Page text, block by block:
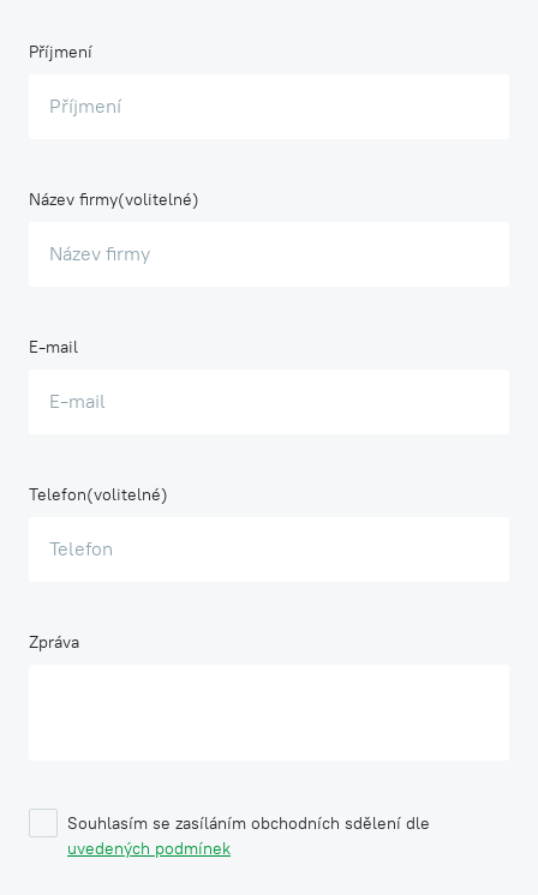
Příjmení
Název firmy
E-mail
Telefon
Zpráva
Souhlasím se zasíláním obchodních sdělení dle
uvedených podmínek